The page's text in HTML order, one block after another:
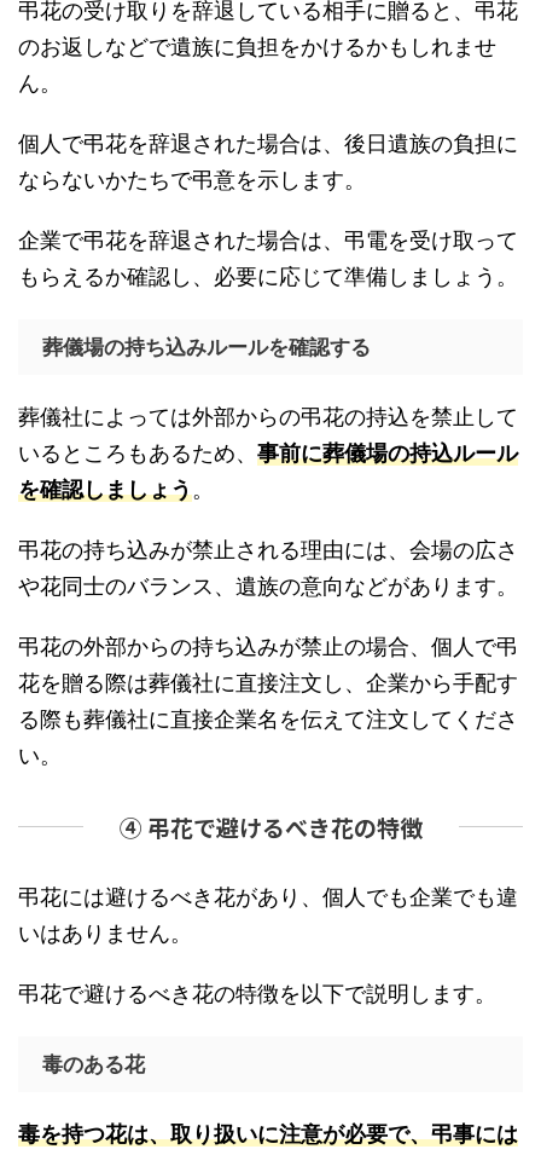
弔花の受け取りを辞退している相手に贈ると、弔花
のお返しなどで遺族に負担をかけるかもしれませ
ん。
個人で弔花を辞退された場合は、後日遺族の負担に
ならないかたちで弔意を示します。
企業で弔花を辞退された場合は、弔電を受け取って
もらえるか確認し、必要に応じて準備しましょう。
葬儀場の持ち込みルールを確認する
葬儀社によっては外部からの弔花の持込を禁止して
いるところもあるため、 事前に葬儀場の持込ルール
を確認しましょう。
弔花の持ち込みが禁止される理由には、会場の広さ
や花同士のバランス、遺族の意向などがあります。
弔花の外部からの持ち込みが禁止の場合、個人で弔
花を贈る際は葬儀社に直接注文し、企業から手配す
る際も葬儀社に直接企業名を伝えて注文してくださ
い。
④ 弔花で避けるべき花の特徴
弔花には避けるべき花があり、個人でも企業でも違
いはありません。
弔花で避けるべき花の特徴を以下で説明します。
毒のある花
毒を持つ花は、取り扱いに注意が必要で、弔事には